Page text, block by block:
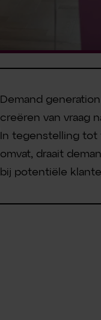
Demand
creëren van vraag
In tegenstelling tot
omvat, draait
bij potentiële